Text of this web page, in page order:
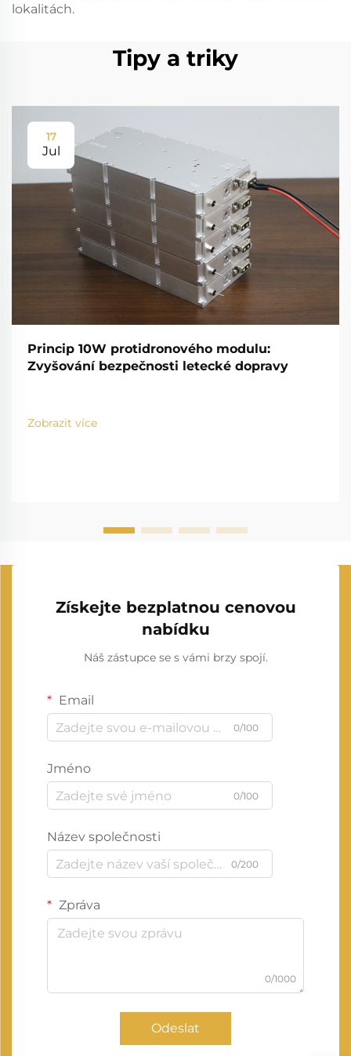
lokalitách.
Tipy a triky
17
Jul
Princip 10W protidronového modulu:
Zvyšování bezpečnosti letecké dopravy
Zobrazit více
Získejte bezplatnou cenovou
nabídku
Náš zástupce se s vámi brzy spojí.
Email
0/100
Jméno
0/100
Název společnosti
0/200
Zpráva
0/1000
Odeslat